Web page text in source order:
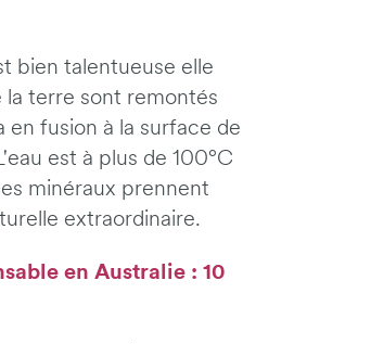
bien talentueuse elle
la terre sont remontés
en fusion à la surface de
est à plus de 100°C
minéraux prennent
extraordinaire.
en Australie : 10